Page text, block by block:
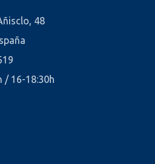
48
/ 16-18:30h